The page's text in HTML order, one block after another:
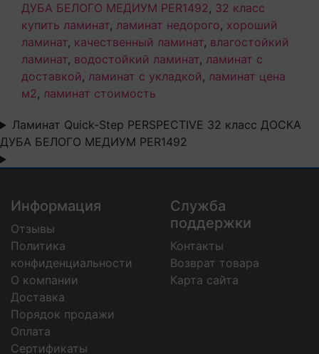
ДУБА БЕЛОГО МЕДИУМ PER1492, 32 класс
купить ламинат, ламинат недорого, хороший
ламинат, качественный ламинат, влагостойкий
ламинат, водостойкий ламинат, ламинат с
доставкой, ламинат с укладкой, ламинат цена
м2, ламинат стоимость
Ламинат Quick-Step PERSPECTIVE 32 класс ДОСКА
ДУБА БЕЛОГО МЕДИУМ PER1492
Информация
Отзывы
Политика
конфиденциальности
О компании
Доставка
Порядок продажи
Оплата
Сертификаты
Служба
поддержки
Контакты
Возврат товара
Карта сайта